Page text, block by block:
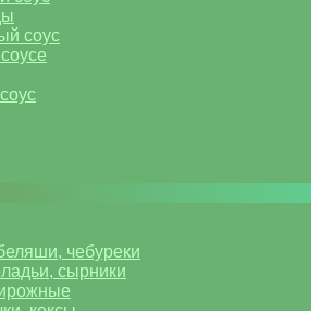
соус
чебуреки
сырники